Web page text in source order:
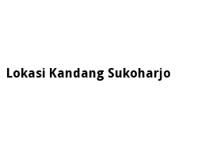
Lokasi Kandang Sukoharjo